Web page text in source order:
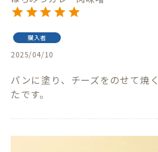
購入者
2025/04/10
パンに塗り、チーズをのせて焼
たです。